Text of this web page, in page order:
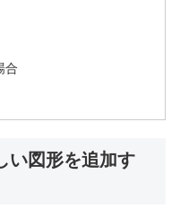
合
い図形を追加す